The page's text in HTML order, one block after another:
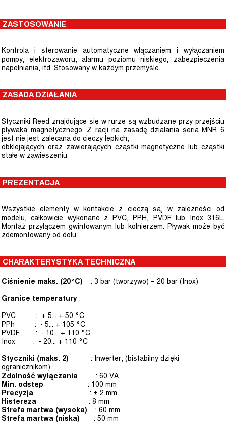
ZASTOSOWANIE
Kontrola i sterowanie automatyczne włączaniem i wyłączaniem
pompy, elektrozaworu, alarmu poziomu niskiego, zabezpieczenia
napełniania, itd. Stosowany w każdym przemyśle.
ZASADA DZIAŁANIA
Styczniki Reed znajdujące się w rurze są wzbudzane przy przejściu
pływaka magnetycznego. Z racji na zasadę działania seria MNR 6
jest nie jest zalecana do cieczy lepkich,
obklejających oraz zawierających cząstki magnetyczne lub cząstki
stałe w zawieszeniu.
PREZENTACJA
Wszystkie elementy w kontakcie z cieczą są, w zależności od
modelu, całkowicie wykonane z PVC, PPH, PVDF lub Inox 316L.
Montaż przyłączem gwintowanym lub kołnierzem. Pływak może być
zdemontowany od dołu.
CHARAKTERYSTYKA TECHNICZNA
Ciśnienie maks. (20°C) : 3 bar (tworzywo) – 20 bar (Inox)
Granice temperatury :
PVC : + 5… + 50 °C
PPh : - 5… + 105 °C
PVDF : - 10… + 110 °C
Inox : - 20… + 110 °C
Styczniki (maks. 2)
: Inwerter, (bistabilny dzięki
ogranicznikom)
Zdolność wyłączania : 60 VA
Min. odstęp
: 100 mm
Precyzja
: ± 2 mm
Histereza : 8 mm
Strefa martwa (wysoka)
: 60 mm
Strefa martwa (niska)
: 50 mm